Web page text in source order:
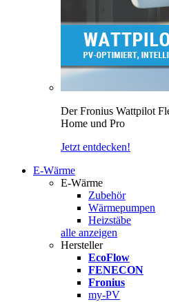
Der Fronius Wattpilot
Home und Pro
Jetzt entdecken!
E-Wärme
E-Wärme
Zubehör
Wärmepumpen
Heizstäbe
alle anzeigen
Hersteller
EcoFlow
FENECON
Fronius
my-PV